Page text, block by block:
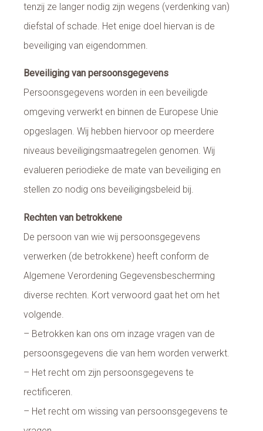
tenzij ze langer nodig zijn wegens (verdenking van)
diefstal of schade. Het enige doel hiervan is de
beveiliging van eigendommen.
Beveiliging van persoonsgegevens
Persoonsgegevens worden in een beveiligde
omgeving verwerkt en binnen de Europese Unie
opgeslagen. Wij hebben hiervoor op meerdere
niveaus beveiligingsmaatregelen genomen. Wij
evalueren periodieke de mate van beveiliging en
stellen zo nodig ons beveiligingsbeleid bij.
Rechten van betrokkene
De persoon van wie wij persoonsgegevens
verwerken (de betrokkene) heeft conform de
Algemene Verordening Gegevensbescherming
diverse rechten. Kort verwoord gaat het om het
volgende.
– Betrokken kan ons om inzage vragen van de
persoonsgegevens die van hem worden verwerkt.
– Het recht om zijn persoonsgegevens te
rectificeren.
– Het recht om wissing van persoonsgegevens te